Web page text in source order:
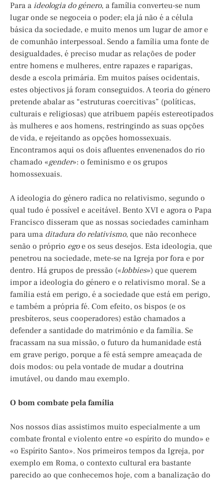
Para a ideologia do género, a família converteu-se num
lugar onde se negoceia o poder; ela já não é a célula
básica da sociedade, e muito menos um lugar de amor e
de comunhão interpessoal. Sendo a família uma fonte de
desigualdades, é preciso mudar as relações de poder
entre homens e mulheres, entre rapazes e raparigas,
desde a escola primária. Em muitos países ocidentais,
estes objectivos já foram conseguidos. A teoria do género
pretende abalar as “estruturas coercitivas” (políticas,
culturais e religiosas) que atribuem papéis estereotipados
às mulheres e aos homens, restringindo as suas opções
de vida, e rejeitando as opções homossexuais.
Encontramos aqui os dois afluentes envenenados do rio
chamado «gender»: o feminismo e os grupos
homossexuais.
A ideologia do género radica no relativismo, segundo o
qual tudo é possível e aceitável. Bento XVI e agora o Papa
Francisco disseram que as nossas sociedades caminham
para uma ditadura do relativismo, que não reconhece
senão o próprio egoe os seus desejos. Esta ideologia, que
penetrou na sociedade, mete-se na Igreja por fora e por
dentro. Há grupos de pressão («lobbies») que querem
impor a ideologia do género e o relativismo moral. Se a
família está em perigo, é a sociedade que está em perigo,
e também a própria fé. Com efeito, os bispos (e os
presbíteros, seus cooperadores) estão chamados a
defender a santidade do matrimónio e da família. Se
fracassam na sua missão, o futuro da humanidade está
em grave perigo, porque a fé está sempre ameaçada de
dois modos: ou pela vontade de mudar a doutrina
imutável, ou dando mau exemplo.
O bom combate pela família
Nos nossos dias assistimos muito especialmente a um
combate frontal e violento entre «o espírito do mundo» e
«o Espírito Santo». Nos primeiros tempos da Igreja, por
exemplo em Roma, o contexto cultural era bastante
parecido ao que conhecemos hoje, com a banalização do